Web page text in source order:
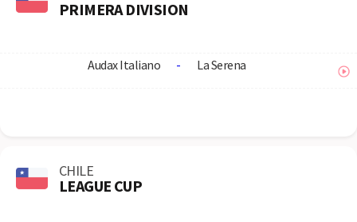
PRIMERA DIVISION
Audax Italiano - La Serena
CHILE
LEAGUE CUP